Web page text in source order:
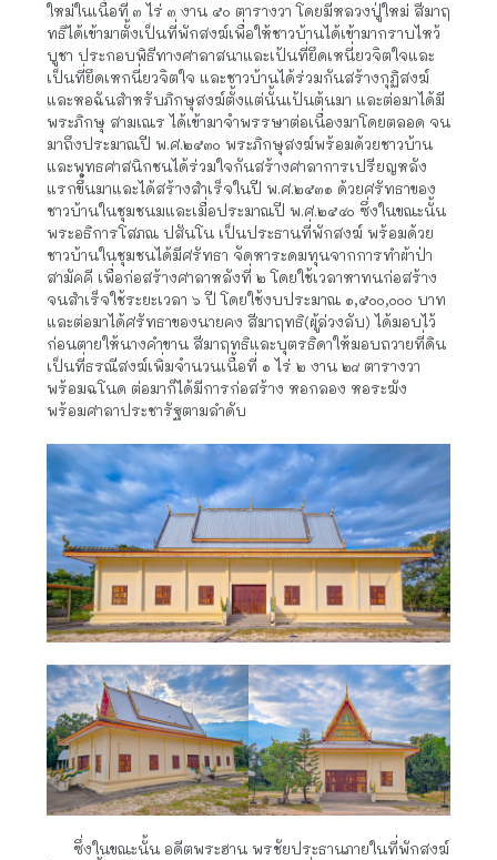
ใหม่ในเนื้อที่ ๓ ไร่ ๓ งาน ๕๐ ตารางวา โดยมีหลวงปู่ใหม่ สีมาฤ
ทธิได้เข้ามาตั้งเป็นที่พักสงฆ์เพื่อให้ชาวบ้านได้เข้ามากราบไหว้
บูชา ประกอบพิธีทางศาลาสนาและเป้นที่ยึดเหนี่ยวจิตใจและ
เป็นที่ยึดเหกนี่ยวจิตใจ และชาวบ้านได้ร่วมกันสร้างกุฏิสงฆ์
และหอฉันสำหรับภิกษุสงฆ์ตั้งแต่นั้นเป้นต้นมา และต่อมาได้มี
พระภิกษุ สามเณร ได้เข้ามาจำพรรษาต่อเนื่องมาโดยตลอด จน
มาถึงประมาณปี พ.ศ.๒๕๓๐ พระภิกษุสงฆ์พร้อมด้วยชาวบ้าน
และพุทธศาสนิกชนได้ร่วมใจกันสร้างศาลาการเปรียญหลัง
แรกขึ้นมาและได้สร้างสำเร็จในปี พ.ศ.๒๕๓๑ ด้วยศรัทธาของ
ชาวบ้านในชุมชนมและเมื่อประมาณปี พ.ศ.๒๕๔๐ ซึ่งในขณะนั้น
พระอธิการโสภณ ปสันโน เป็นประธานที่พักสงฆ์ พร้อมด้วย
ชาวบ้านในชุมชนได้มีศรัทธา จัดหาระดมทุนจากการทำผ้าป่า
สามัคคี เพื่อก่อสร้างศาลาหลังที่ ๒ โดยใช้เวลาหาทนก่อสร้าง
จนสำเร็จใช้ระยะเวลา ๖ ปี โดยใช้งบประมาณ ๑,๕๐๐,๐๐๐ บาท
และต่อมาได้ศรัทธาของนายคง สีมาฤทธิ(ผู้ล่วงลับ) ได้มอบไว้
ก่อนตายให้นางคำขาน สีมาฤทธิและบุตรธิดาให้มอบถวายที่ดิน
เป็นที่ธรณีสงฆ์เพิ่มจำนวนเนื้อที่ ๑ ไร่ ๒ งาน ๒๘ ตารางวา
พร้อมฉโนด ต่อมาก็ได้มีการก่อสร้าง หอกลอง หอระฆัง
พร้อมศาลาประชารัฐตามลำดับ